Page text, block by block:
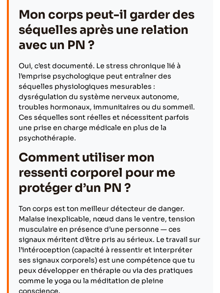
Mon corps peut-il garder des
séquelles après une relation
avec un PN ?
Oui, c’est documenté. Le stress chronique lié à
l’emprise psychologique peut entraîner des
séquelles physiologiques mesurables :
dysrégulation du système nerveux autonome,
troubles hormonaux, immunitaires ou du sommeil.
Ces séquelles sont réelles et nécessitent parfois
une prise en charge médicale en plus de la
psychothérapie.
Comment utiliser mon
ressenti corporel pour me
protéger d’un PN ?
Ton corps est ton meilleur détecteur de danger.
Malaise inexplicable, nœud dans le ventre, tension
musculaire en présence d’une personne — ces
signaux méritent d’être pris au sérieux. Le travail sur
l’intéroception (capacité à ressentir et interpréter
ses signaux corporels) est une compétence que tu
peux développer en thérapie ou via des pratiques
comme le yoga ou la méditation de pleine
conscience.